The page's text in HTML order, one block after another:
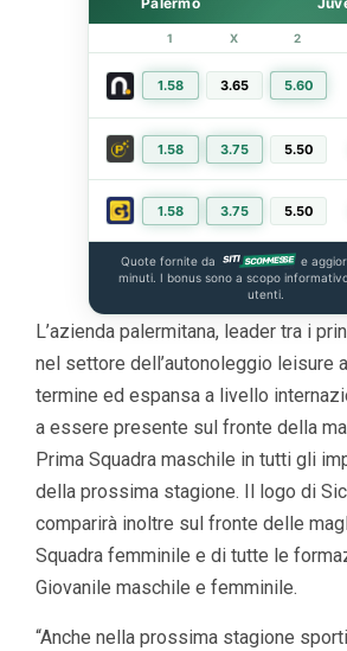
1 X 2
1.58 3.65 5.60
1.58 3.75 5.50
1.58 3.75 5.50
Quote fornite da
e
minuti. I bonus sono a scopo
utenti.
L’azienda palermitana, leader tra i
nel settore dell’autonoleggio leisure
termine ed espansa a livello
a essere presente sul fronte della
Prima Squadra maschile in tutti gli
della prossima stagione. Il logo di
comparirà inoltre sul fronte delle
Squadra femminile e di tutte le
Giovanile maschile e femminile.
“Anche nella prossima stagione